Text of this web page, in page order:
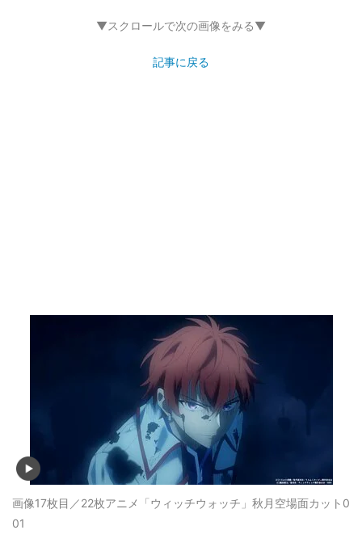
▼スクロールで次の画像をみる▼
記事に戻る
画像17枚目／22枚アニメ「ウィッチウォッチ」秋月空場面カット0
01